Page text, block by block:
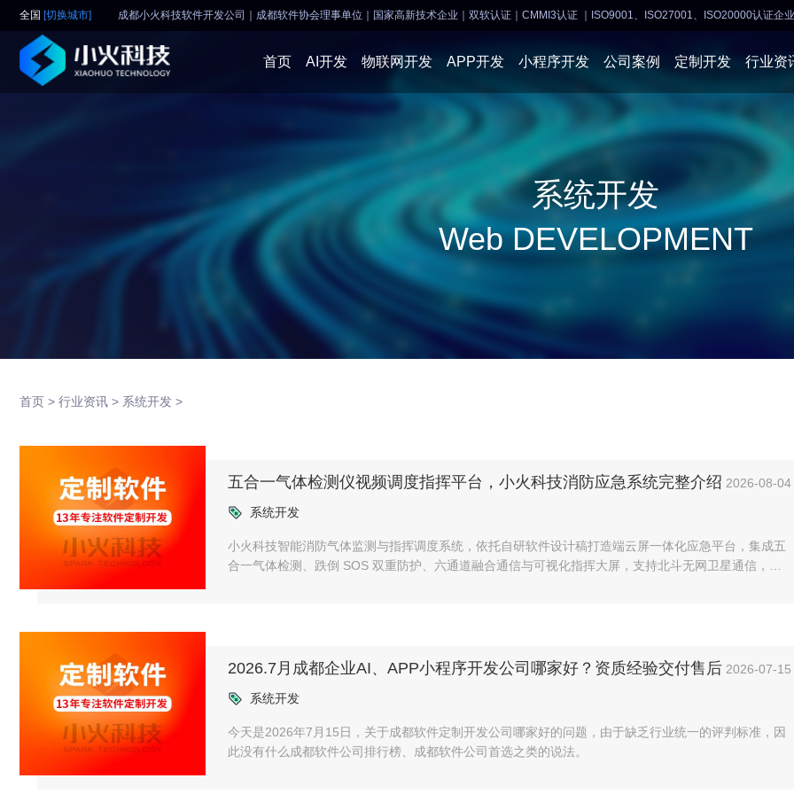
全国 [切换城市] 成都小火科技软件开发公司｜成都软件协会理事单位 国家高新技术企业｜双软认证｜CMMI3认证 ｜ISO9001、ISO27001、ISO20000认证企业
首页 AI开发 物联网开发 APP开发 小程序开发 公司案例
AI软件开发
物联网软件
小程序开发
网站建设
定制开发 行业资
APP开发
系统开发
物联网
系统开发
Web DEVELOPMENT
首页 > 行业资讯 > 系统开发 >
五合一气体检测仪视频调度指挥平台，小火科技消防应急系统完整介绍 2026-08-04
系统开发
小火科技智能消防气体监测与指挥调度系统，依托自研软件设计稿打造端云屏一体化应急平台，集成五
合一气体检测、跌倒 SOS 双重防护、六通道融合通信与可视化指挥大屏，支持北斗无网卫星通信，适
2026.7月成都企业AI、APP小程序开发公司哪家好？资质经验交付售后 2026-07-15
系统开发
今天是2026年7月15日，关于成都软件定制开发公司哪家好的问题，由于缺乏行业统一的评判标准，因
此没有什么成都软件公司排行榜、成都软件公司首选之类的说法。